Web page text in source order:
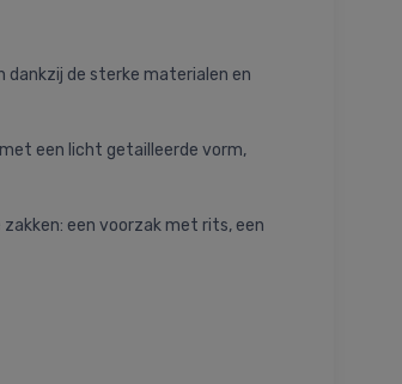
dankzij de sterke materialen en
een licht getailleerde vorm,
een voorzak met rits, een